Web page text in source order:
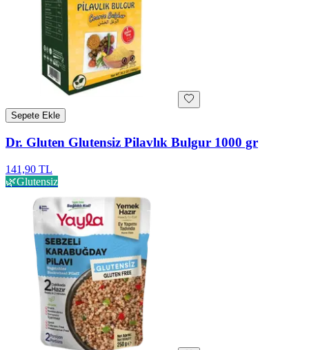
Sepete Ekle
Dr. Gluten Glutensiz Pilavlık Bulgur 1000 gr
141,90 TL
🌿Glutensiz